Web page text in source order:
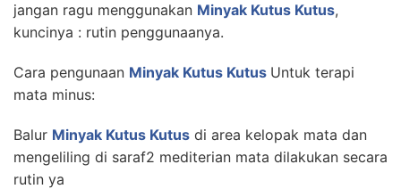
jangan ragu menggunakan Minyak Kutus Kutus,
kuncinya : rutin penggunaanya.
Cara pengunaan Minyak Kutus Kutus Untuk terapi
mata minus:
Balur Minyak Kutus Kutus di area kelopak mata dan
mengeliling di saraf2 mediterian mata dilakukan secara
rutin ya